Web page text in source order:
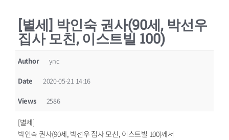
[별세] 박인숙 권사(90세, 박선우
집사 모친, 이스트빌 100)
Author ync
Date 2020-05-21 14:16
Views 2586
[별세]
박인숙 권사(90세, 박선우 집사 모친, 이스트빌 100)께서